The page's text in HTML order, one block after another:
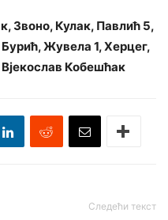
Звоно, Кулак, Павлић 5,
Жувела 1, Херцег,
Вјекослав Кобешћак
Следећи текст